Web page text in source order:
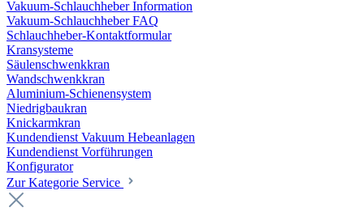
Vakuum-Schlauchheber Information
Vakuum-Schlauchheber FAQ
Schlauchheber-Kontaktformular
Kransysteme
Säulenschwenkkran
Wandschwenkkran
Aluminium-Schienensystem
Niedrigbaukran
Knickarmkran
Kundendienst Vakuum Hebeanlagen
Kundendienst Vorführungen
Konfigurator
Zur Kategorie Service